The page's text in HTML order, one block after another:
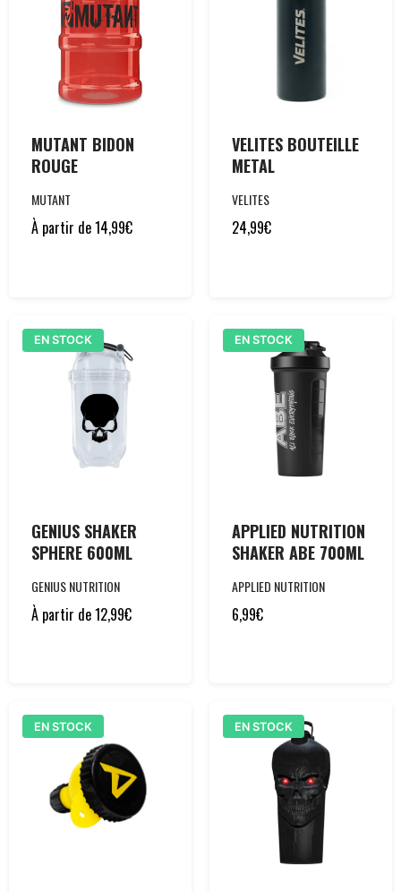
MUTANT BIDON
ROUGE
MUTANT
À partir de14,99€
VELITES BOUTEILLE
METAL
VELITES
24,99€
EN STOCK
GENIUS SHAKER
SPHERE 600ML
GENIUS NUTRITION
À partir de12,99€
EN STOCK
APPLIED NUTRITION
SHAKER ABE 700ML
APPLIED NUTRITION
6,99€
EN STOCK EN STOCK